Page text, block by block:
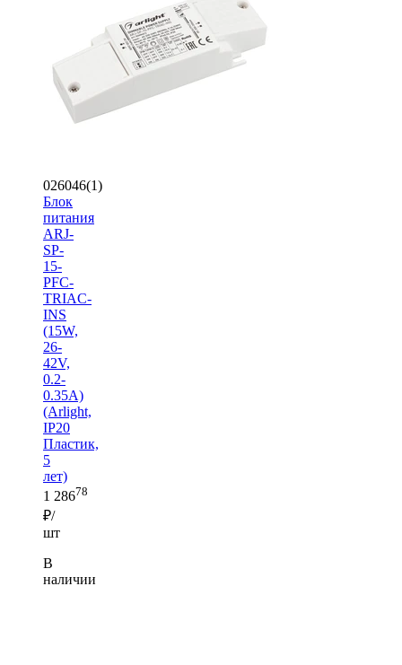
026046(1)
Блок
питания
ARJ-
SP-
15-
PFC-
TRIAC-
INS
(15W,
26-
42V,
0.2-
0.35A)
(Arlight,
IP20
Пластик,
5
лет)
1 28678
₽/
шт
В
наличии